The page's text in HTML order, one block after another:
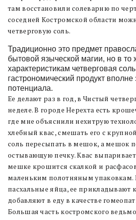
там восстановили солеварню по
соседней Костромской области
четверговую соль.
Традиционно это предмет
бытовой языческой магии, но в
характеристикам четверговая
гастрономический продукт вполне
потенциала.
Ее делают раз в год, в Чистый
неделе. В городе Нерехта есть
где мне объяснили нехитрую
хлебный квас, смешать его с
соль пересыпать в мешок, а мешок
остывающую печку. Квас
мешке крошится скалкой и
маленьким полотняным упаковкам.
пасхальные яйца, ее прикладывают
добавляют в еду в качестве
Большая часть костромского